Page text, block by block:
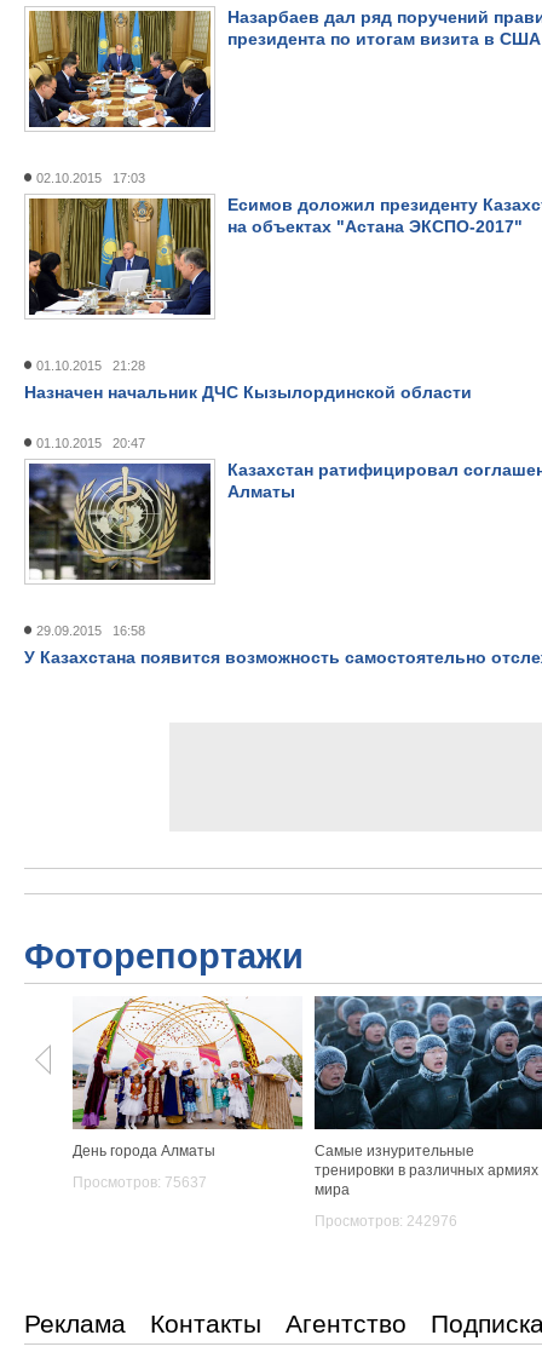
Назарбаев дал ряд поручений
президента по итогам визита в США
02.10.2015 17:03
Есимов доложил президенту
на объектах "Астана ЭКСПО-2017"
01.10.2015 21:28
Назначен начальник ДЧС Кызылординской области
01.10.2015 20:47
Казахстан ратифицировал
Алматы
29.09.2015 16:58
У Казахстана появится возможность самостоятельно
Фоторепортажи
День города Алматы
Просмотров: 75637
Самые изнурительные
тренировки в различных армиях
мира
Просмотров: 242976
Реклама Контакты Агентство